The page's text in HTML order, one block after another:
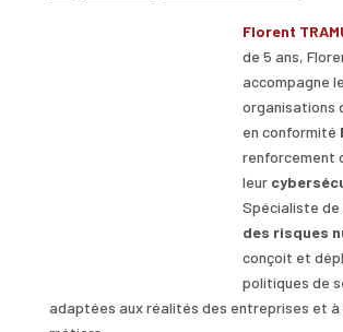
Florent
de 5 ans,
accompagne
organisations
en conformité
renforcement
leur
Spécialiste de
des risques
conçoit et
politiques de
adaptées aux réalités des entreprises et à